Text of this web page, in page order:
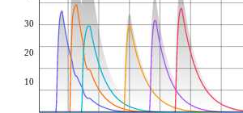
30
20
10